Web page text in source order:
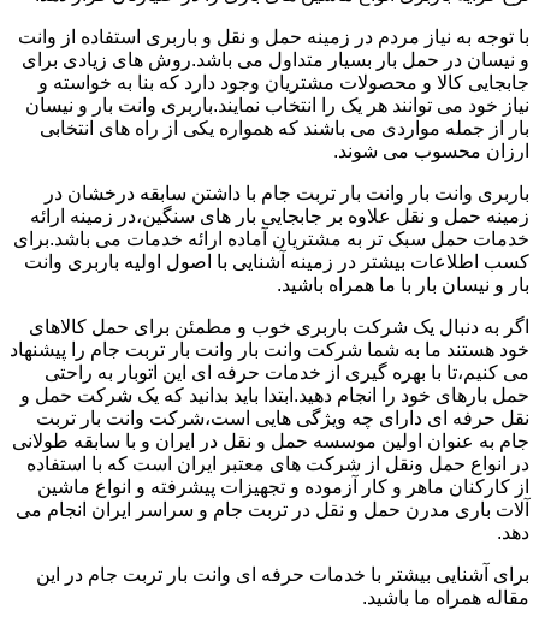
با توجه به نیاز مردم در زمینه حمل و نقل و باربری استفاده از وانت
و نیسان در حمل بار بسیار متداول می باشد.روش های زیادی برای
جابجایی کالا و محصولات مشتریان وجود دارد که بنا به خواسته و
نیاز خود می توانند هر یک را انتخاب نمایند.باربری وانت بار و نیسان
بار از جمله مواردی می باشند که همواره یکی از راه های انتخابی
ارزان محسوب می شوند.
باربری وانت بار وانت بار تربت جام با داشتن سابقه درخشان در
زمینه حمل و نقل علاوه بر جابجایی بار های سنگین،در زمینه ارائه
خدمات حمل سبک تر به مشتریان آماده ارائه خدمات می باشد.برای
کسب اطلاعات بیشتر در زمینه آشنایی با اصول اولیه باربری وانت
بار و نیسان بار با ما همراه باشید.
اگر به دنبال یک شرکت باربری خوب و مطمئن برای حمل کالاهای
خود هستند ما به شما شرکت وانت بار وانت بار تربت جام را پیشنهاد
می کنیم،تا با بهره گیری از خدمات حرفه ای این اتوبار به راحتی
حمل بارهای خود را انجام دهید.ابتدا باید بدانید که یک شرکت حمل و
نقل حرفه ای دارای چه ویژگی هایی است،شرکت وانت بار تربت
جام به عنوان اولین موسسه حمل و نقل در ایران و با سابقه طولانی
در انواع حمل ونقل از شرکت های معتبر ایران است که با استفاده
از کارکنان ماهر و کار آزموده و تجهیزات پیشرفته و انواع ماشین
آلات باری مدرن حمل و نقل در تربت جام و سراسر ایران انجام می
دهد.
برای آشنایی بیشتر با خدمات حرفه ای وانت بار تربت جام در این
مقاله همراه ما باشید.